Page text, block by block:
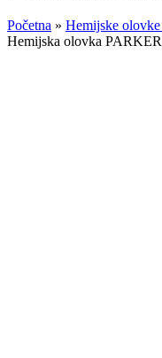
Početna » Hemijske
Hemijska olovka